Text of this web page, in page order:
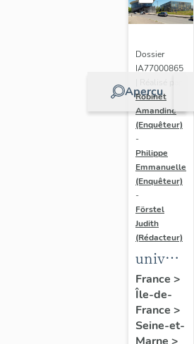
Aperçu
Dossier
IA77000865
Robinet
Amandine
(Enquêteur)
-
Philippe
Emmanuelle
(Enquêteur)
-
Förstel
Judith
(Rédacteur)
université
de
Marne-
la-
Vallée :
France >
Île-de-
France >
Seine-et-
Marne >